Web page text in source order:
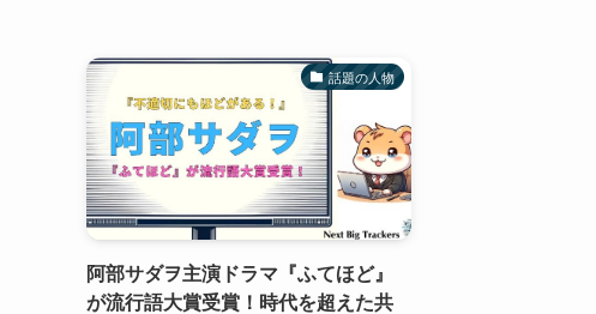
話題の人物
阿部サダヲ主演ドラマ『ふてほど』
が流行語大賞受賞！時代を超えた共